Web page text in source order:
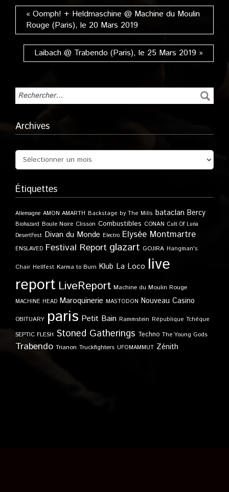
« Oomph! + Heldmaschine @ Machine du Moulin
Rouge (Paris), le 20 Mars 2019
Laibach @ Trabendo (Paris), le 25 Mars 2019 »
Archives
Étiquettes
Allemagne AMON AMARTH Backstage by The Mills bataclan Bercy
Biohazard Boule Noire Clisson Combustibles CONAN Cult Of Luna
DesertFest Divan du Monde Electro Elysée Montmartre
ENSLAVED Festival Report glazart GOJIRA Hangman's
Chair Hellfest Karma to Burn Klub La Loco live
report LiveReport Machine du Moulin Rouge
MACHINE HEAD Maroquinerie MASTODON Nouveau Casino
OBITUARY paris Petit Bain Rammstein République Tchèque
SEPTIC FLESH Stoned Gatherings Techno The Young Gods
Trabendo Trianon Truckfighters UFOMAMMUT Zénith